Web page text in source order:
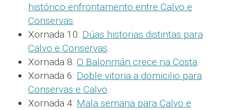
histórico enfrontamento entre Calvo e
Conservas.
Xornada 10: Dúas historias distintas para
Calvo e Conservas.
Xornada 8: O Balonmán crece na Costa.
Xornada 6: Doble vitoria a domicilio para
Conservas e Calvo.
Xornada 4: Mala semana para Calvo e